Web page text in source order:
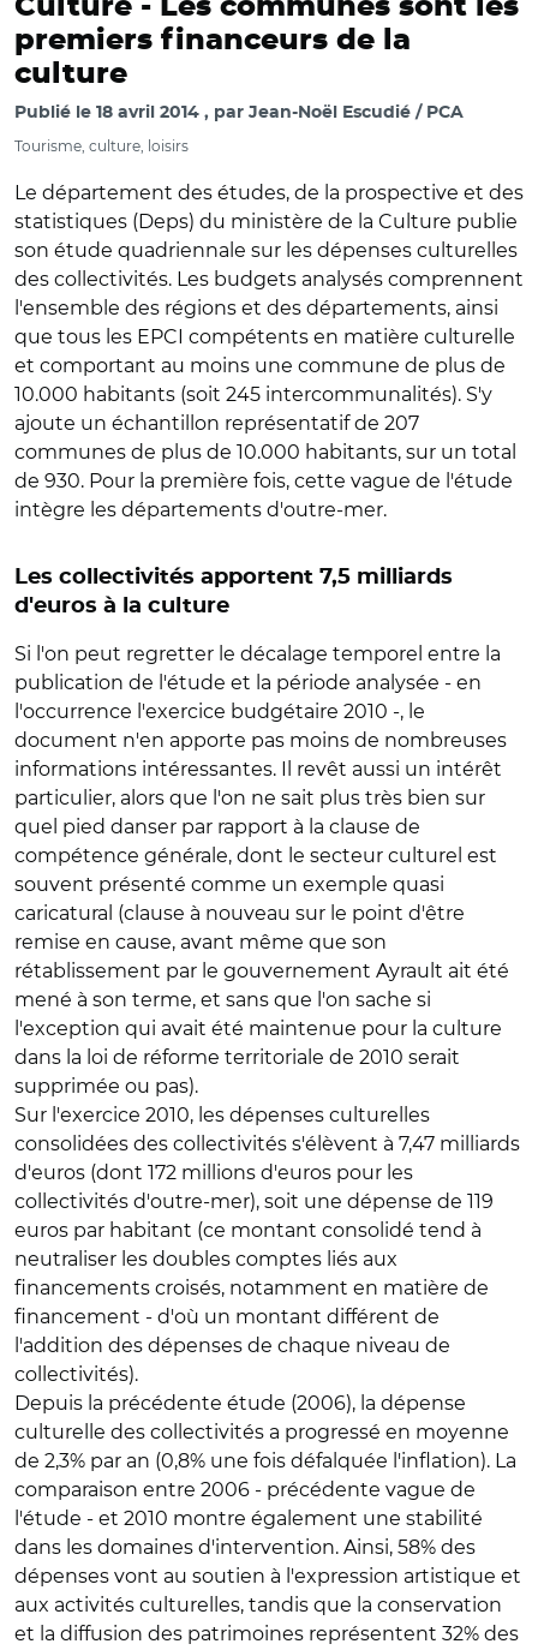
Culture - Les communes sont les
premiers financeurs de la
culture
Publié le 18 avril 2014 par Jean-Noël Escudié / PCA
Tourisme, culture, loisirs
Le département des études, de la prospective et des
statistiques (Deps) du ministère de la Culture publie
son étude quadriennale sur les dépenses culturelles
des collectivités. Les budgets analysés comprennent
l'ensemble des régions et des départements, ainsi
que tous les EPCI compétents en matière culturelle
et comportant au moins une commune de plus de
10.000 habitants (soit 245 intercommunalités). S'y
ajoute un échantillon représentatif de 207
communes de plus de 10.000 habitants, sur un total
de 930. Pour la première fois, cette vague de l'étude
intègre les départements d'outre-mer.
Les collectivités apportent 7,5 milliards
d'euros à la culture
Si l'on peut regretter le décalage temporel entre la
publication de l'étude et la période analysée - en
l'occurrence l'exercice budgétaire 2010 -, le
document n'en apporte pas moins de nombreuses
informations intéressantes. Il revêt aussi un intérêt
particulier, alors que l'on ne sait plus très bien sur
quel pied danser par rapport à la clause de
compétence générale, dont le secteur culturel est
souvent présenté comme un exemple quasi
caricatural (clause à nouveau sur le point d'être
remise en cause, avant même que son
rétablissement par le gouvernement Ayrault ait été
mené à son terme, et sans que l'on sache si
l'exception qui avait été maintenue pour la culture
dans la loi de réforme territoriale de 2010 serait
supprimée ou pas).
Sur l'exercice 2010, les dépenses culturelles
consolidées des collectivités s'élèvent à 7,47 milliards
d'euros (dont 172 millions d'euros pour les
collectivités d'outre-mer), soit une dépense de 119
euros par habitant (ce montant consolidé tend à
neutraliser les doubles comptes liés aux
financements croisés, notamment en matière de
financement - d'où un montant différent de
l'addition des dépenses de chaque niveau de
collectivités).
Depuis la précédente étude (2006), la dépense
culturelle des collectivités a progressé en moyenne
de 2,3% par an (0,8% une fois défalquée l'inflation). La
comparaison entre 2006 - précédente vague de
l'étude - et 2010 montre également une stabilité
dans les domaines d'intervention. Ainsi, 58% des
dépenses vont au soutien à l'expression artistique et
aux activités culturelles, tandis que la conservation
et la diffusion des patrimoines représentent 32% des